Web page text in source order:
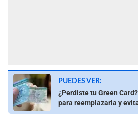
PUEDES VER:
¿Perdiste tu Green
para reemplazarla y